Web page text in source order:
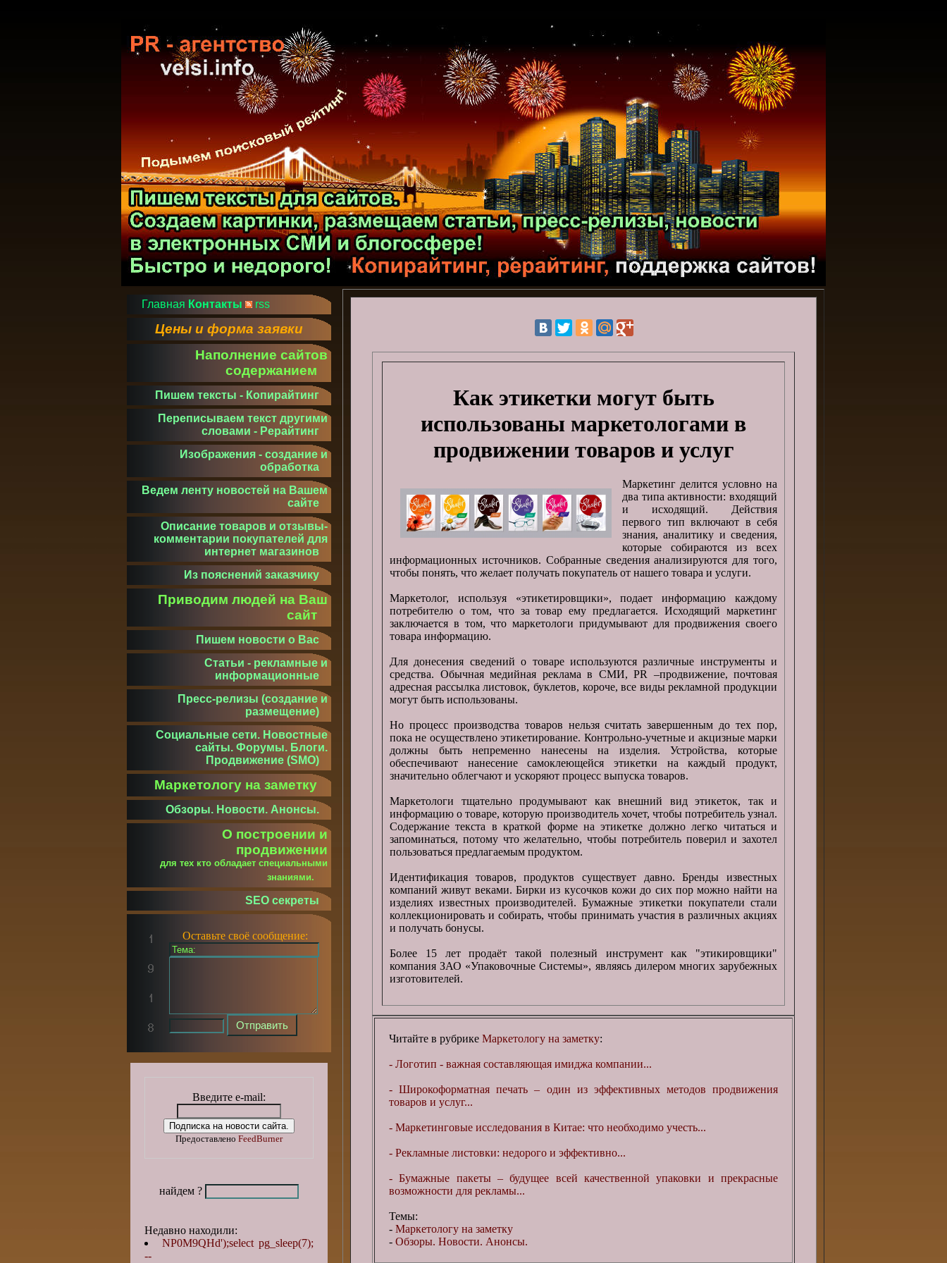
Как этикетки могут быть
использованы маркетологами в
продвижении товаров и услуг
Маркетинг делится условно на
два типа активности: входящий
и исходящий. Действия
первого тип включают в себя
знания, аналитику и сведения,
которые собираются из всех
информационных источников. Собранные сведения анализируются для того,
чтобы понять, что желает получать покупатель от нашего товара и услуги.
Маркетолог, используя «этикетировщики», подает информацию каждому
потребителю о том, что за товар ему предлагается. Исходящий маркетинг
заключается в том, что маркетологи придумывают для продвижения своего
товара информацию.
Для донесения сведений о товаре используются различные инструменты и
средства. Обычная медийная реклама в СМИ, PR –продвижение, почтовая
адресная рассылка листовок, буклетов, короче, все виды рекламной продукции
могут быть использованы.
Но процесс производства товаров нельзя считать завершенным до тех пор,
пока не осуществлено этикетирование. Контрольно-учетные и акцизные марки
должны быть непременно нанесены на изделия. Устройства, которые
обеспечивают нанесение самоклеющейся этикетки на каждый продукт,
значительно облегчают и ускоряют процесс выпуска товаров.
Маркетологи тщательно продумывают как внешний вид этикеток, так и
информацию о товаре, которую производитель хочет, чтобы потребитель узнал.
Содержание текста в краткой форме на этикетке должно легко читаться и
запоминаться, потому что желательно, чтобы потребитель поверил и захотел
пользоваться предлагаемым продуктом.
Идентификация товаров, продуктов существует давно. Бренды известных
компаний живут веками. Бирки из кусочков кожи до сих пор можно найти на
изделиях известных производителей. Бумажные этикетки покупатели стали
коллекционировать и собирать, чтобы принимать участия в различных акциях
и получать бонусы.
Более 15 лет продаёт такой полезный инструмент как "этикировщики"
компания ЗАО «Упаковочные Системы», являясь дилером многих зарубежных
изготовителей.
Читайте в рубрике Маркетологу на заметку:
- Логотип - важная составляющая имиджа компании...
- Широкоформатная печать – один из эффективных методов продвижения
товаров и услуг...
- Маркетинговые исследования в Китае: что необходимо учесть...
- Рекламные листовки: недорого и эффективно...
- Бумажные пакеты – будущее всей качественной упаковки и прекрасные
возможности для рекламы...
Темы:
- Маркетологу на заметку
- Обзоры. Новости. Анонсы.
Главная Контакты rss
Цены и форма заявки
Наполнение сайтов
содержанием
Пишем тексты - Копирайтинг
Переписываем текст другими
словами - Рерайтинг
Изображения - создание и
обработка
Ведем ленту новостей на Вашем
сайте
Описание товаров и отзывы-
комментарии покупателей для
интернет магазинов
Из пояснений заказчику
Приводим людей на Ваш
сайт
Пишем новости о Вас
Статьи - рекламные и
информационные
Пресс-релизы (создание и
размещение)
Социальные сети. Новостные
сайты. Форумы. Блоги.
Продвижение (SMO)
Маркетологу на заметку
Обзоры. Новости. Анонсы.
О построении и
продвижении
для тех кто обладает специальными
знаниями.
SEO секреты
Оставьте своё сообщение:
Введите e-mail:
Предоставлено FeedBurner
найдем ?
Недавно находили:
NP0M9QHd');select pg_sleep(7);
--